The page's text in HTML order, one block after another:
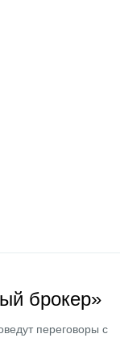
брокер»
переговоры с